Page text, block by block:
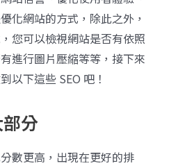
化網站的方式，除此之外，
您可以檢視網站是否有依照
進行圖片壓縮等等，接下來
以下這些 SEO 吧！
分
數更高，出現在更好的排